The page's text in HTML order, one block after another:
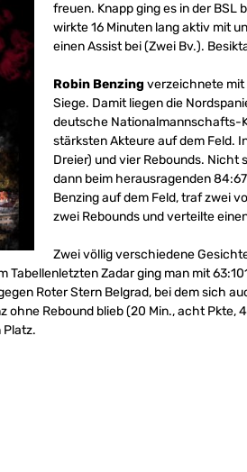
freuen. Knapp ging es in der BSL
wirkte 16 Minuten lang aktiv mit
einen Assist bei (Zwei Bv.).
Robin Benzing verzeichnete mit
Siege. Damit liegen die
deutsche Nationalmannschafts-
stärksten Akteure auf dem Feld.
Dreier) und vier Rebounds. Nicht
dann beim herausragenden
Benzing auf dem Feld, traf zwei
zwei Rebounds und verteilte
Zwei völlig verschiedene
Tabellenletzten Zadar ging man mit
Roter Stern Belgrad, bei dem sich
ohne Rebound blieb (20 Min., acht Pkte,
Platz.